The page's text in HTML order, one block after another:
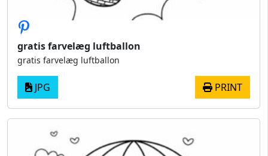
gratis farvelæg luftballon
gratis farvelæg luftballon
JPG PRINT